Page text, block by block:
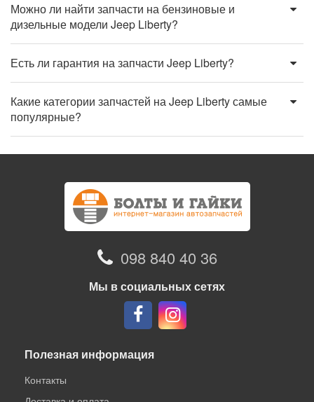
Можно ли найти запчасти на бензиновые и
дизельные модели Jeep Liberty?
Есть ли гарантия на запчасти Jeep Liberty?
Какие категории запчастей на Jeep Liberty самые
популярные?
098 840 40 36
Мы в социальных сетях
Полезная информация
Контакты